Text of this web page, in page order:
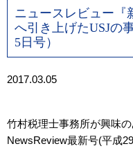
ニュースレビュー『
へ引き上げたUSJの
5日号）
2017.03.05
竹村税理士事務所が興味
NewsReview最新号(平成